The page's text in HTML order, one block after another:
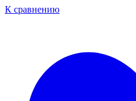
К сравнению